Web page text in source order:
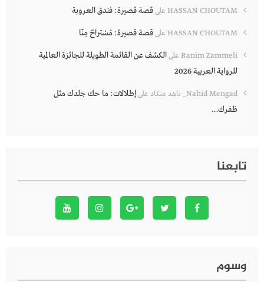
HASSAN CHOUTAM علىقصة قصيرة: فندق العروبة
HASSAN CHOUTAM علىقصة قصيرة: مُسْتراحٌ مِنّا
Ranim Zammeli علىالكشف عن القائمة الطويلة للجائزة العالمية
للرواية العربية 2026
Nahid Mengad_ ناهد منكاد علىإطلالات: ما حك جلدك مثل
ظفرك…
تابعنا
وسوم